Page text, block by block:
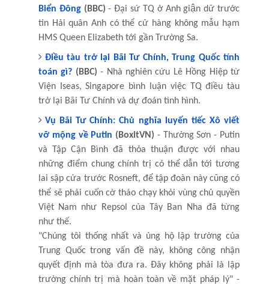
Biển Đông(BBC) - Đại sứ TQ ở Anh giận dữ trước
tin Hải quân Anh có thể cử hàng không mẫu hạm
HMS Queen Elizabeth tới gần Trường Sa.
Điều tàu trở lại Bãi Tư Chính, Trung Quốc tính
toán gì? (BBC) - Nhà nghiên cứu Lê Hồng Hiệp từ
Viện Iseas, Singapore bình luận việc TQ điều tàu
trở lại Bãi Tư Chính và dự đoán tình hình.
Vụ Bãi Tư Chính: Chủ nghĩa luyến tiếc Xô viết
vỡ mộng về Putin (BoxitVN) - Thường Sơn - Putin
và Tập Cận Bình đã thỏa thuận được với nhau
những điểm chung chính trị có thể dẫn tới tương
lai sập cửa trước Rosneft, để tập đoàn này cũng có
thể sẽ phải cuốn cờ tháo chạy khỏi vùng chủ quyền
Việt Nam như Repsol của Tây Ban Nha đã từng
như thế.
"Chúng tôi thống nhất và ủng hộ lập trường của
Trung Quốc trong vấn đề này, không công nhận
quyết định mà tòa đưa ra. Đây không phải là lập
trường chính trị mà hoàn toàn về mặt pháp lý" -